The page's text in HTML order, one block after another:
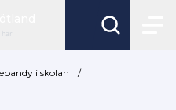
i skolan /